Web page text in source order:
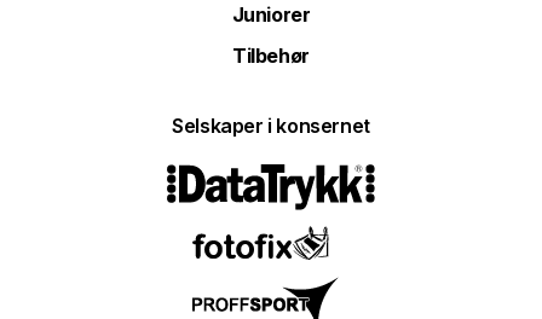
Juniorer
Tilbehør
Selskaper i konsernet